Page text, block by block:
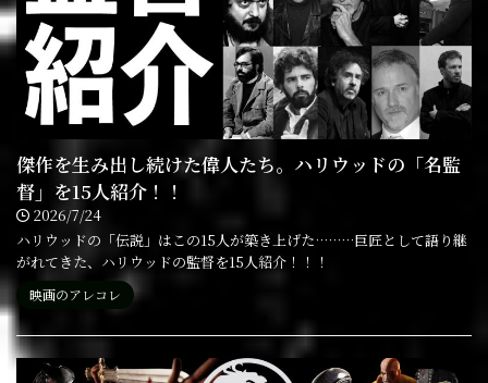
傑作を生み出し続けた偉人たち。ハリウッドの「名監
督」を15人紹介！！
2026/7/24
ハリウッドの「伝説」はこの15人が築き上げた………巨匠として語り継
がれてきた、ハリウッドの監督を15人紹介！！！
映画のアレコレ